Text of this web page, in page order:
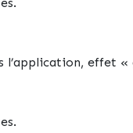
l’application, effet